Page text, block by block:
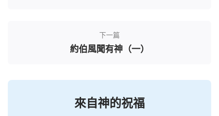
祈禱而不按他們的愚妄辦他們，就是不懲罰他們，也
下一篇
約伯風聞有神（一）
來自神的祝福